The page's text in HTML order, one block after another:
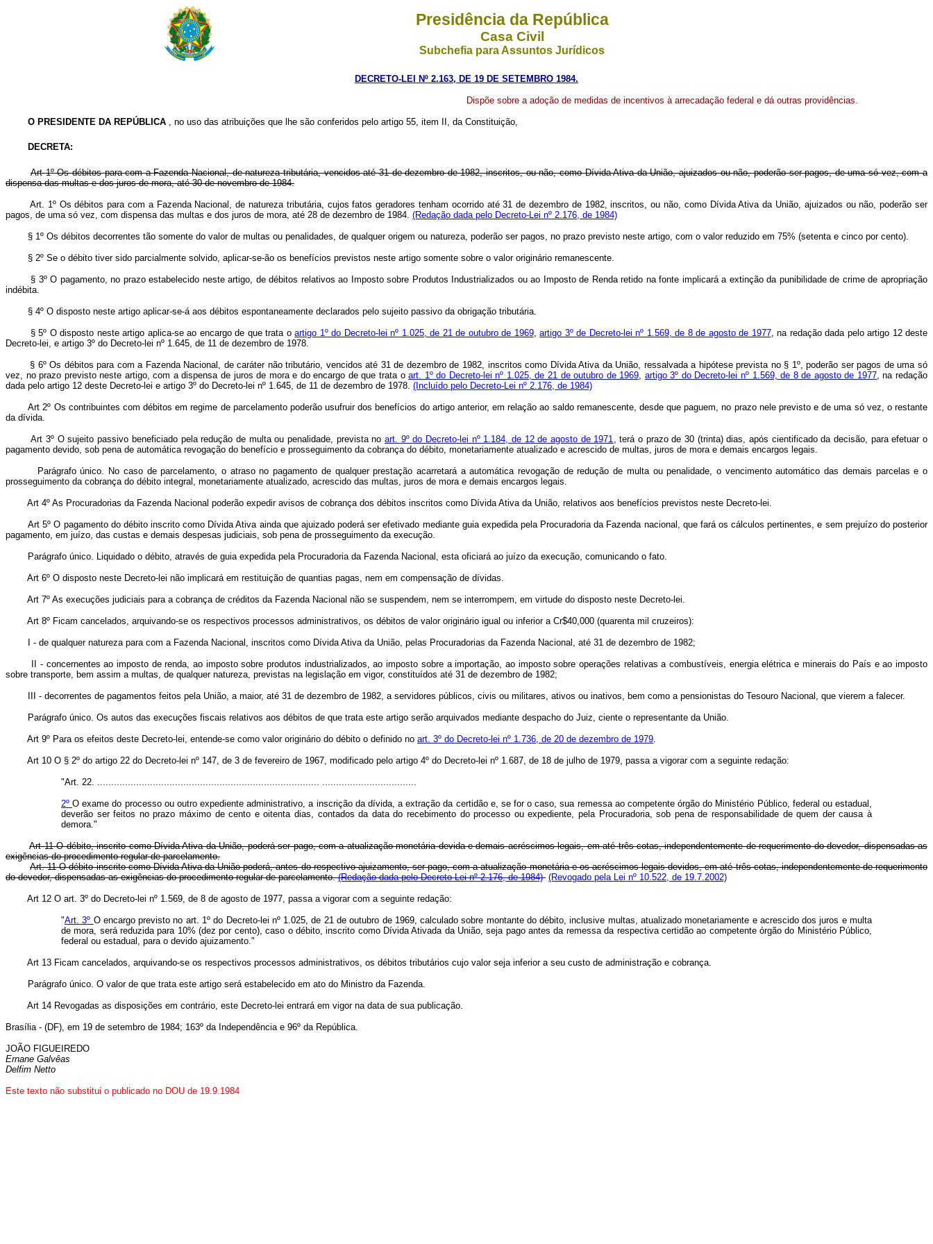
Presidência da República
Casa Civil
Subchefia para Assuntos Jurídicos
DECRETO-LEI Nº 2.163, DE 19 DE SETEMBRO 1984.
Dispõe sobre a adoção de medidas de incentivos à arrecadação federal e dá outras providências.
O PRESIDENTE DA REPÚBLICA , no uso das atribuições que lhe são conferidos pelo artigo 55, item II, da Constituição,
DECRETA:
Art 1º Os débitos para com a Fazenda Nacional, de natureza tributária, vencidos até 31 de dezembro de 1982, inscritos, ou não, como Dívida Ativa da União, ajuizados ou não, poderão ser pagos, de uma só vez, com a
dispensa das multas e dos juros de mora, até 30 de novembro de 1984.
Art. 1º Os débitos para com a Fazenda Nacional, de natureza tributária, cujos fatos geradores tenham ocorrido até 31 de dezembro de 1982, inscritos, ou não, como Dívida Ativa da União, ajuizados ou não, poderão ser
pagos, de uma só vez, com dispensa das multas e dos juros de mora, até 28 de dezembro de 1984. (Redação dada pelo Decreto-Lei nº 2.176, de 1984)
§ 1º Os débitos decorrentes tão somente do valor de multas ou penalidades, de qualquer origem ou natureza, poderão ser pagos, no prazo previsto neste artigo, com o valor reduzido em 75% (setenta e cinco por cento).
§ 2º Se o débito tiver sido parcialmente solvido, aplicar-se-ão os benefícios previstos neste artigo somente sobre o valor originário remanescente.
§ 3º O pagamento, no prazo estabelecido neste artigo, de débitos relativos ao Imposto sobre Produtos Industrializados ou ao Imposto de Renda retido na fonte implicará a extinção da punibilidade de crime de apropriação
indébita.
§ 4º O disposto neste artigo aplicar-se-á aos débitos espontaneamente declarados pelo sujeito passivo da obrigação tributária.
§ 5º O disposto neste artigo aplica-se ao encargo de que trata oartigo 1º do Decreto-lei nº 1.025, de 21 de outubro de 1969,artigo 3º de Decreto-lei nº 1.569, de 8 de agosto de 1977, na redação dada pelo artigo 12 deste
Decreto-lei, e artigo 3º do Decreto-lei nº 1.645, de 11 de dezembro de 1978.
§ 6º Os débitos para com a Fazenda Nacional, de caráter não tributário, vencidos até 31 de dezembro de 1982, inscritos como Dívida Ativa da União, ressalvada a hipótese prevista no § 1º, poderão ser pagos de uma só
vez, no prazo previsto neste artigo, com a dispensa de juros de mora e do encargo de que trata oart. 1º do Decreto-lei nº 1.025, de 21 de outubro de 1969 artigo 3º do Decreto-lei nº 1.569, de 8 de agosto de 1977, na redação
dada pelo artigo 12 deste Decreto-lei e artigo 3º do Decreto-lei nº 1.645, de 11 de dezembro de 1978. (Incluído pelo Decreto-Lei nº 2.176, de 1984)
Art 2º Os contribuintes com débitos em regime de parcelamento poderão usufruir dos benefícios do artigo anterior, em relação ao saldo remanescente, desde que paguem, no prazo nele previsto e de uma só vez, o restante
da dívida.
Art 3º O sujeito passivo beneficiado pela redução de multa ou penalidade, prevista no art. 9º do Decreto-lei nº 1.184, de 12 de agosto de 1971
, terá o prazo de 30 (trinta) dias, após cientificado da decisão, para efetuar o
pagamento devido, sob pena de automática revogação do benefício e prosseguimento da cobrança do débito, monetariamente atualizado e acrescido de multas, juros de mora e demais encargos legais.
Parágrafo único. No caso de parcelamento, o atraso no pagamento de qualquer prestação acarretará a automática revogação de redução de multa ou penalidade, o vencimento automático das demais parcelas e o
prosseguimento da cobrança do débito integral, monetariamente atualizado, acrescido das multas, juros de mora e demais encargos legais.
Art 4º As Procuradorias da Fazenda Nacional poderão expedir avisos de cobrança dos débitos inscritos como Dívida Ativa da União, relativos aos benefícios previstos neste Decreto-lei.
Art 5º O pagamento do débito inscrito como Dívida Ativa ainda que ajuizado poderá ser efetivado mediante guia expedida pela Procuradoria da Fazenda nacional, que fará os cálculos pertinentes, e sem prejuízo do posterior
pagamento, em juízo, das custas e demais despesas judiciais, sob pena de prosseguimento da execução.
Parágrafo único. Liquidado o débito, através de guia expedida pela Procuradoria da Fazenda Nacional, esta oficiará ao juízo da execução, comunicando o fato.
Art 6º O disposto neste Decreto-lei não implicará em restituição de quantias pagas, nem em compensação de dívidas.
Art 7º As execuções judiciais para a cobrança de créditos da Fazenda Nacional não se suspendem, nem se interrompem, em virtude do disposto neste Decreto-lei.
Art 8º Ficam cancelados, arquivando-se os respectivos processos administrativos, os débitos de valor originário igual ou inferior a Cr$40,000 (quarenta mil cruzeiros):
I - de qualquer natureza para com a Fazenda Nacional, inscritos como Dívida Ativa da União, pelas Procuradorias da Fazenda Nacional, até 31 de dezembro de 1982;
II - concernentes ao imposto de renda, ao imposto sobre produtos industrializados, ao imposto sobre a importação, ao imposto sobre operações relativas a combustíveis, energia elétrica e minerais do País e ao imposto
sobre transporte, bem assim a multas, de qualquer natureza, previstas na legislação em vigor, constituídos até 31 de dezembro de 1982;
III - decorrentes de pagamentos feitos pela União, a maior, até 31 de dezembro de 1982, a servidores públicos, civis ou militares, ativos ou inativos, bem como a pensionistas do Tesouro Nacional, que vierem a falecer.
Parágrafo único. Os autos das execuções fiscais relativos aos débitos de que trata este artigo serão arquivados mediante despacho do Juiz, ciente o representante da União.
Art 9º Para os efeitos deste Decreto-lei, entende-se como valor originário do débito o definido no art. 3º do Decreto-lei nº 1.736, de 20 de dezembro de 1979
Art 10 O § 2º do artigo 22 do Decreto-lei nº 147, de 3 de fevereiro de 1967, modificado pelo artigo 4º do Decreto-lei nº 1.687, de 18 de julho de 1979, passa a vigorar com a seguinte redação:
"Art. 22. ................................................................................ ..................................
2ºO exame do processo ou outro expediente administrativo, a inscrição da dívida, a extração da certidão e, se for o caso, sua remessa ao competente órgão do Ministério Público, federal ou estadual,
deverão ser feitos no prazo máximo de cento e oitenta dias, contados da data do recebimento do processo ou expediente, pela Procuradoria, sob pena de responsabilidade de quem der causa à
demora."
Art 11 O débito, inscrito como Dívida Ativa da União, poderá ser pago, com a atualização monetária devida e demais acréscimos legais, em até três cotas, independentemente de requerimento do devedor, dispensadas as
exigências do procedimento regular de parcelamento.
Art. 11 O débito inscrito como Dívida Ativa da União poderá, antes do respectivo ajuizamento, ser pago, com a atualização monetária e os acréscimos legais devidos, em até três cotas, independentemente de requerimento
do devedor, dispensadas as exigências do procedimento regular de parcelamento.(Redação dada pelo Decreto-Lei nº 2.176, de 1984) (Revogado pela Lei nº 10.522, de 19.7.2002)
Art 12 O art. 3º do Decreto-lei nº 1.569, de 8 de agosto de 1977, passa a vigorar com a seguinte redação:
"Art. 3º O encargo previsto no art. 1º do Decreto-lei nº 1.025, de 21 de outubro de 1969, calculado sobre montante do débito, inclusive multas, atualizado monetariamente e acrescido dos juros e multa
de mora, será reduzida para 10% (dez por cento), caso o débito, inscrito como Dívida Ativada da União, seja pago antes da remessa da respectiva certidão ao competente órgão do Ministério Público,
federal ou estadual, para o devido ajuizamento."
Art 13 Ficam cancelados, arquivando-se os respectivos processos administrativos, os débitos tributários cujo valor seja inferior a seu custo de administração e cobrança.
Parágrafo único. O valor de que trata este artigo será estabelecido em ato do Ministro da Fazenda.
Art 14 Revogadas as disposições em contrário, este Decreto-lei entrará em vigor na data de sua publicação.
Brasília - (DF), em 19 de setembro de 1984; 163º da Independência e 96º da República.
JOÃO FIGUEIREDO
Ernane Galvêas
Delfim Netto
Este texto não substitui o publicado no DOU de 19.9.1984